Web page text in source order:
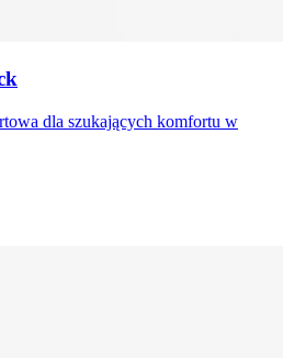
dla szukających komfortu w